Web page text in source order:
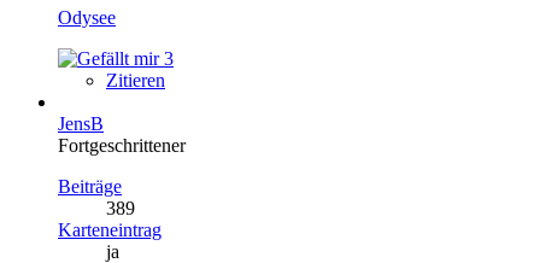
Odysee
3
Zitieren
JensB
Fortgeschrittener
Beiträge
389
Karteneintrag
ja